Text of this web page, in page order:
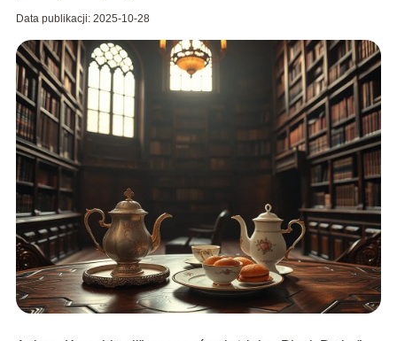
Data publikacji: 2025-10-28